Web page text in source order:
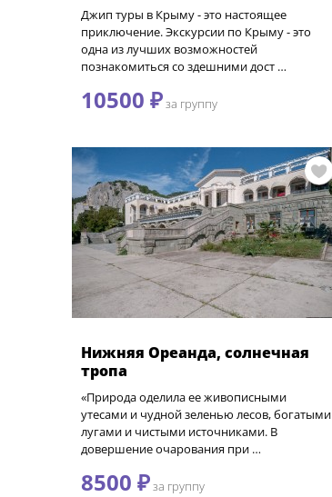
Джип туры в Крыму - это настоящее
приключение. Экскурсии по Крыму - это
одна из лучших возможностей
познакомиться со здешними дост …
10500 ₽за группу
Нижняя Ореанда, солнечная
тропа
«Природа оделила ее живописными
утесами и чудной зеленью лесов, богатыми
лугами и чистыми источниками. В
довершение очарования при …
8500 ₽за группу